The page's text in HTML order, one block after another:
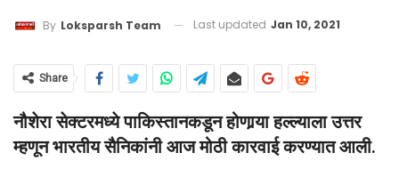
By Loksparsh Team Last updated Jan 10, 2021
Share
नौशेरा सेक्टरमध्ये पाकिस्तानकडून होणार्‍या हल्ल्याला उत्तर
म्हणून भारतीय सैनिकांनी आज मोठी कारवाई करण्यात आली.